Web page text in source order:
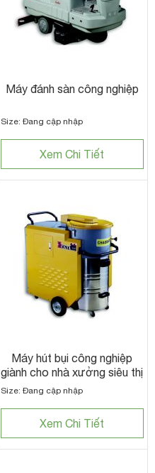
Máy đánh sàn công nghiệp
Size: Đang cập nhập
Xem Chi Tiết
Máy hút bụi công nghiệp
giành cho nhà xưởng siêu thị
Size: Đang cập nhập
Xem Chi Tiết